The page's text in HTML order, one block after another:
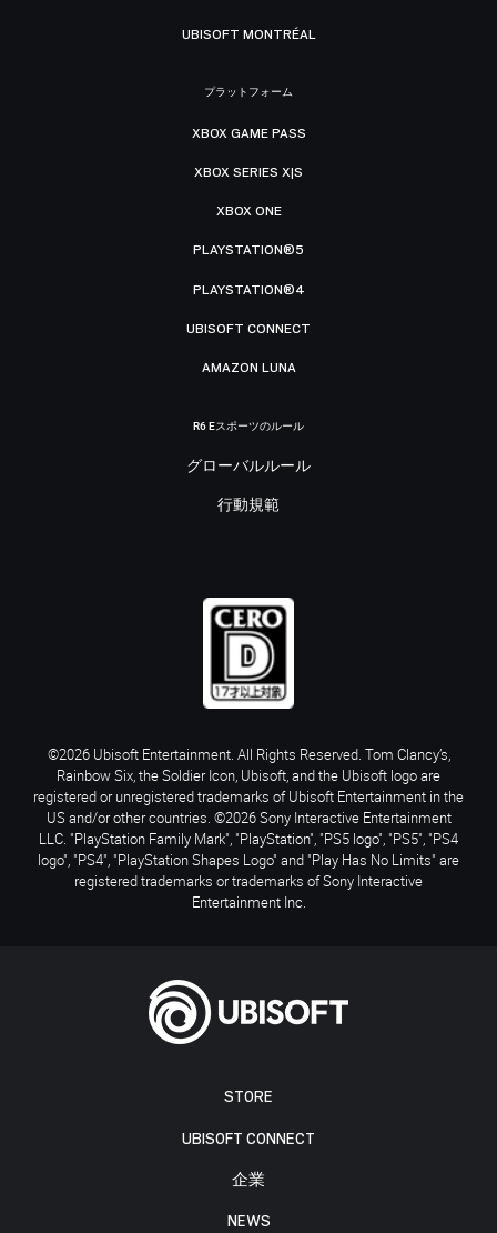
STORE
UBISOFT CONNECT
企業
NEWS
UBISOFT MONTRÉAL
プラットフォーム
XBOX GAME PASS
XBOX SERIES X|S
XBOX ONE
PLAYSTATION®5
PLAYSTATION®4
UBISOFT CONNECT
AMAZON LUNA
R6 Eスポーツのルール
グローバルルール
行動規範
©2026 Ubisoft Entertainment. All Rights Reserved. Tom Clancy’s,
Rainbow Six, the Soldier Icon, Ubisoft, and the Ubisoft logo are
registered or unregistered trademarks of Ubisoft Entertainment in the
US and/or other countries. ©2026 Sony Interactive Entertainment
LLC. "PlayStation Family Mark", "PlayStation", "PS5 logo", "PS5", "PS4
logo", "PS4", "PlayStation Shapes Logo" and "Play Has No Limits" are
registered trademarks or trademarks of Sony Interactive
Entertainment Inc.